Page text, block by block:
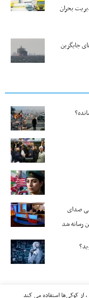
بحران
جایگزین
صدای
رسانه شد
، از کوکی‌ها استفاده می کند